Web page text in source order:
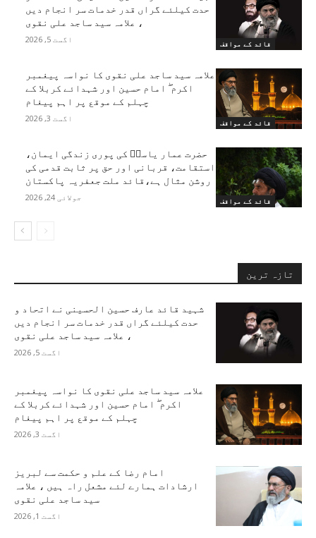
قائد کے مواقف
حدت کیلئے گراں قدر خدمات سر انجام دیں
، علامہ سید ساجد علی نقوی
اگست 5, 2026
قائد کے مواقف
علامہ سید ساجد علی نقوی کا نواسہ پیغمبر
اکرم ۖ امام حسین اور شہدائے کربلا کے
چہلم کے موقع پر اہم پیغام
اگست 3, 2026
قائد کے مواقف
حضرت عمار یاسرؑ کی پوری زندگی ایمان،
استقامت، قربانی اور حق پر ثابت قدمی کی
روشن مثال ہے،قائد ملت جعفریہ پاکستان
جولائی 24, 2026
تازہ ترین
شہید قائد عارف حسین الحسینی نے اتحاد و
حدت کیلئے گراں قدر خدمات سر انجام دیں
، علامہ سید ساجد علی نقوی
اگست 5, 2026
علامہ سید ساجد علی نقوی کا نواسہ پیغمبر
اکرم ۖ امام حسین اور شہدائے کربلا کے
چہلم کے موقع پر اہم پیغام
اگست 3, 2026
امام رضا کے علم و حکمت سے لبریز
ارشادات ہمارے لئے مشعل راہ ہیں ، علامہ
سید ساجد علی نقوی
اگست 1, 2026